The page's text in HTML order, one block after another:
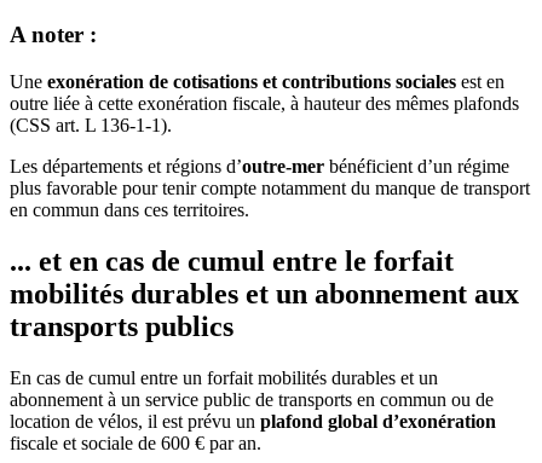
A noter :
Une exonération de cotisations et contributions sociales est en
outre liée à cette exonération fiscale, à hauteur des mêmes plafonds
(CSS art. L 136-1-1).
Les départements et régions d’outre-mer bénéficient d’un régime
plus favorable pour tenir compte notamment du manque de transport
en commun dans ces territoires.
... et en cas de cumul entre le forfait
mobilités durables et un abonnement aux
transports publics
En cas de cumul entre un forfait mobilités durables et un
abonnement à un service public de transports en commun ou de
location de vélos, il est prévu un plafond global d’exonération
fiscale et sociale de 600 € par an.